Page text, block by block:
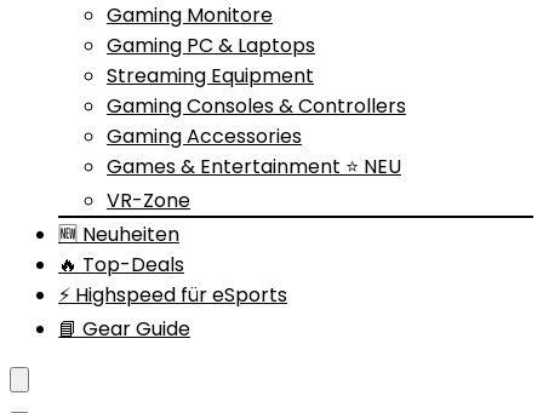
Gaming Monitore
Gaming PC & Laptops
Streaming Equipment
Gaming Consoles & Controllers
Gaming Accessories
Games & Entertainment ⭐ NEU
VR-Zone
🆕 Neuheiten
🔥 Top-Deals
⚡ Highspeed für eSports
📘 Gear Guide